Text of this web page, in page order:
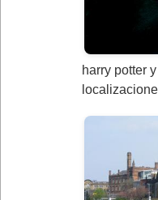
harry potter